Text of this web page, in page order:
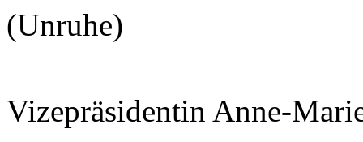
(Unruhe)
Vizepräsidentin Anne-